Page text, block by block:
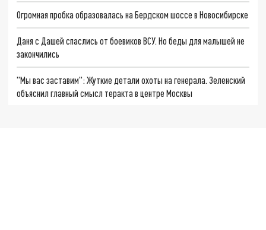
Огромная пробка образовалась на Бердском шоссе в Новосибирске
Даня с Дашей спаслись от боевиков ВСУ. Но беды для малышей не
закончились
"Мы вас заставим": Жуткие детали охоты на генерала. Зеленский
объяснил главный смысл теракта в центре Москвы